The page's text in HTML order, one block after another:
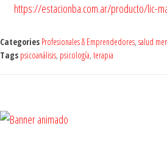
https://estacionba.com.ar/producto/lic-
Categories Profesionales & Emprendedores, salud
Tags psicoanálisis, psicología, terapia